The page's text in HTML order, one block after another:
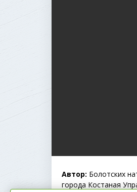
Автор: Болотских
города Костаная